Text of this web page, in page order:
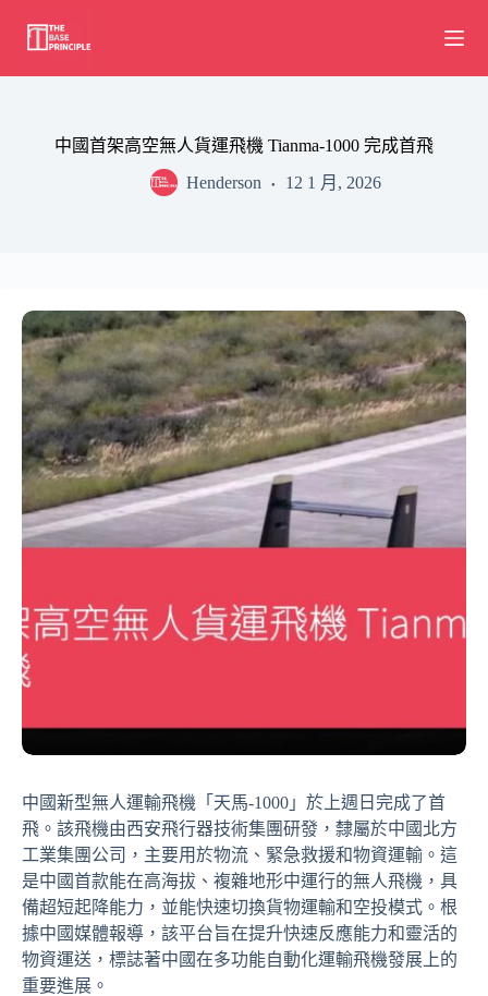
content
中國首架高空無人貨運飛機 Tianma-1000 完成首飛
Henderson
12 1 月, 2026
中國新型無人運輸飛機「天馬-1000」於上週日完成了首
飛。該飛機由西安飛行器技術集團研發，隸屬於中國北方
工業集團公司，主要用於物流、緊急救援和物資運輸。這
是中國首款能在高海拔、複雜地形中運行的無人飛機，具
備超短起降能力，並能快速切換貨物運輸和空投模式。根
據中國媒體報導，該平台旨在提升快速反應能力和靈活的
物資運送，標誌著中國在多功能自動化運輸飛機發展上的
重要進展。